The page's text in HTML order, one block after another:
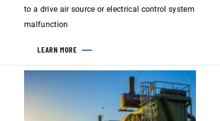
to a drive air source or electrical control system
malfunction
LEARN MORE
ABOUT
KIT